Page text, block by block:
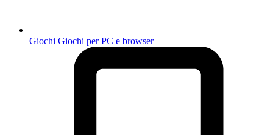
Giochi Giochi per PC e browser